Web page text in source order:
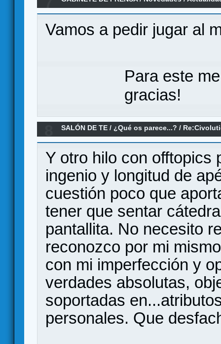
nueva edición de Nexus Ops
Vamos a pedir jugar al
Para este
gracias!
SALÓN DE TE / ¿Qué os parece...? /
Y otro hilo con offtopics
ingenio y longitud de
cuestión poco que
tener que sentar
pantallita. No necesito
reconozco por mi
con mi imperfección y
verdades absolutas,
soportadas
personales. Que